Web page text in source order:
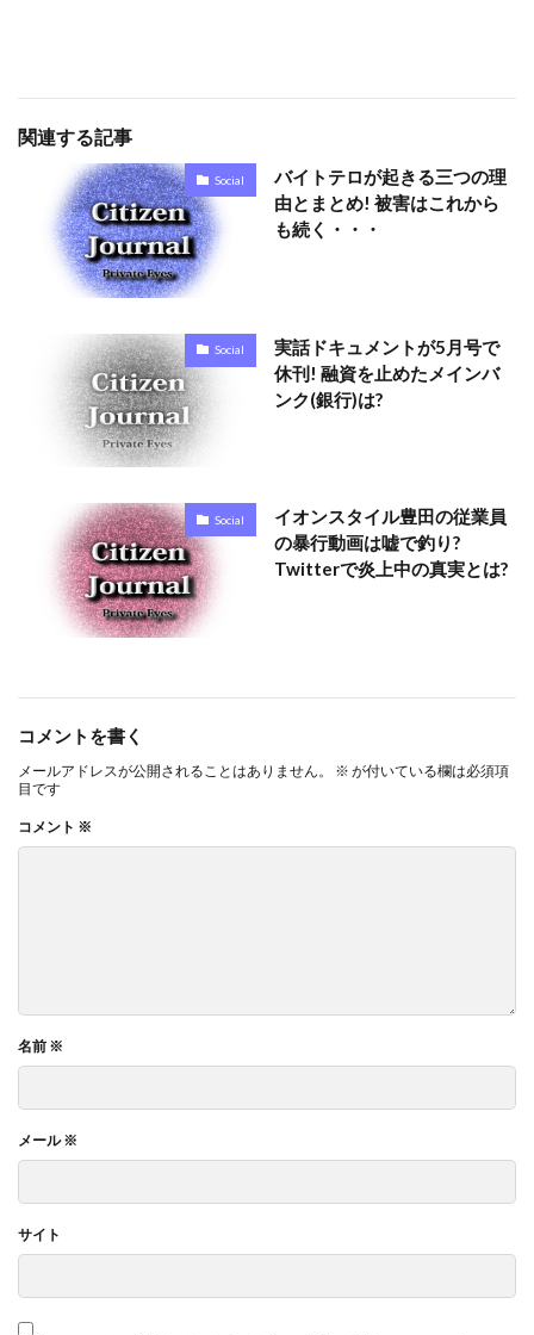
関連する記事
Social
バイトテロが起きる三つの理
由とまとめ! 被害はこれから
も続く・・・
Social
実話ドキュメントが5月号で
休刊! 融資を止めたメインバ
ンク(銀行)は?
Social
イオンスタイル豊田の従業員
の暴行動画は嘘で釣り?
Twitterで炎上中の真実とは?
コメントを書く
メールアドレスが公開されることはありません。 ※ が付いている欄は必須項
目です
コメント ※
名前 ※
メール※
サイト